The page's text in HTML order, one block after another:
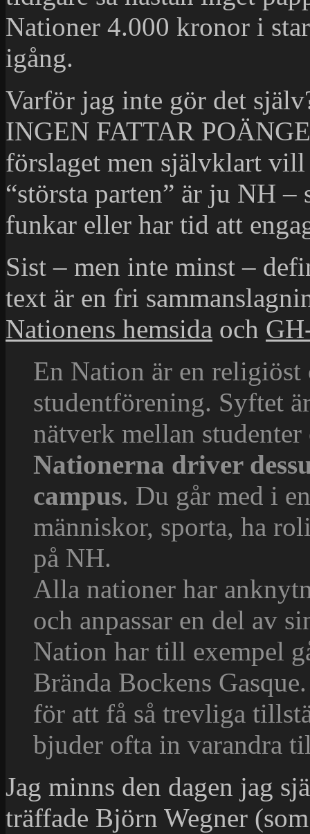
Nationer 4.000 kronor i
igång.
Varför jag inte gör det
INGEN FATTAR
förslaget men självklart vill
“största parten” är ju NH
funkar eller har tid att
Sist – men inte minst –
text är en fri
Nationens hemsida och
En Nation är en
studentförening. Syftet
nätverk mellan
Nationerna driver
campus. Du går med i
människor, sporta, ha
på NH.
Alla nationer har
och anpassar en del av
Nation har till exempel
Brända Bockens
för att få så trevliga
bjuder ofta in varandra
Jag minns den dagen jag
träffade Björn Wegner